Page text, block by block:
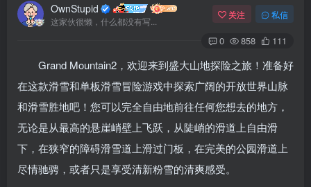
OwnStupid
这家伙很懒，什么都没有写...
关注 私信
0 858 111
Grand Mountain2，欢迎来到盛大山地探险之旅！准备好
在这款滑雪和单板滑雪冒险游戏中探索广阔的开放世界山脉
和滑雪胜地吧！您可以完全自由地前往任何您想去的地方，
无论是从最高的悬崖峭壁上飞跃，从陡峭的滑道上自由滑
下，在狭窄的障碍滑雪道上滑过门板，在完美的公园滑道上
尽情驰骋，或者只是享受清新粉雪的清爽感受。